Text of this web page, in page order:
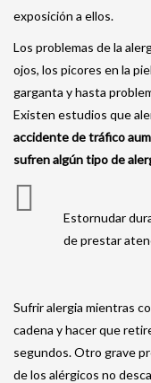
exposición a ellos.
Los problemas de la
ojos, los picores en la
garganta y hasta
Existen estudios que
accidente de tráfico
sufren algún tipo de
Estornudar
de prestar
Sufrir alergia mientras
cadena y hacer que
segundos. Otro grave
de los alérgicos no